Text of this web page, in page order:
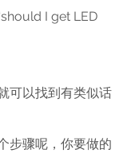
I get LED
可以找到有类似话
步骤呢，你要做的